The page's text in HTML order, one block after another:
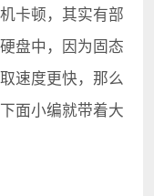
卡顿，其实有部
盘中，因为固态
速度更快，那么
面小编就带着大